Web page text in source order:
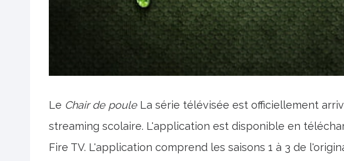
Le Chair de pouleLa série télévisée est officiellement
streaming scolaire. L'application est disponible en
Fire TV. L'application comprend les saisons 1 à 3 de